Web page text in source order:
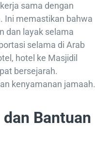
sama dengan
Ini memastikan bahwa
dan layak selama
selama di Arab
hotel ke Masjidil
bersejarah.
kenyamanan jamaah.
Bantuan